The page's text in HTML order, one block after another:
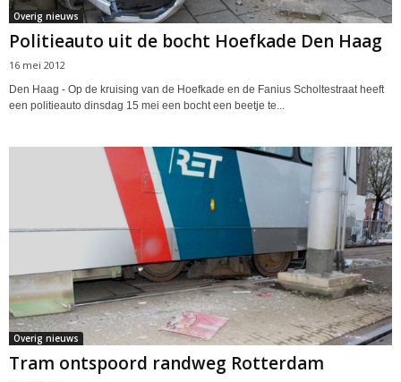
Overig nieuws
Politieauto uit de bocht Hoefkade Den Haag
16 mei 2012
Den Haag - Op de kruising van de Hoefkade en de Fanius Scholtestraat heeft
een politieauto dinsdag 15 mei een bocht een beetje te...
Overig nieuws
Tram ontspoord randweg Rotterdam